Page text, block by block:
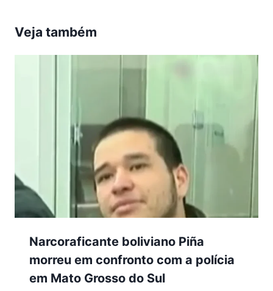
Veja também
Narcoraficante boliviano Piña
morreu em confronto com a polícia
em Mato Grosso do Sul